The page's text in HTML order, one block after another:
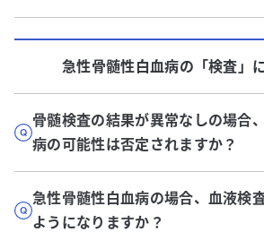
急性骨髄性白血病の「検査 」
骨髄検査の結果が異常なしの場合
病の可能性は否定されますか？
急性骨髄性白血病の場合、血液検
ようになりますか？